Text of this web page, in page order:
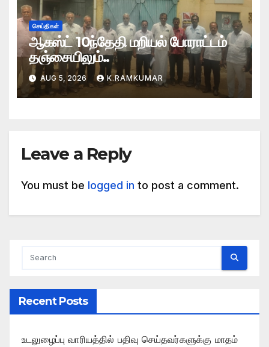
செய்திகள்
ஆகஸ்ட் 10ந்தேதி மறியல் போராட்டம்
தஞ்சையிலும்..
AUG 5, 2026 K.RAMKUMAR
Leave a Reply
You must be logged in to post a comment.
Recent Posts
உடலுழைப்பு வாரியத்தில் பதிவு செய்தவர்களுக்கு மாதம்